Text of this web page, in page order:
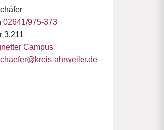
02641/975-373
3.211
Campus
ahrweiler.de